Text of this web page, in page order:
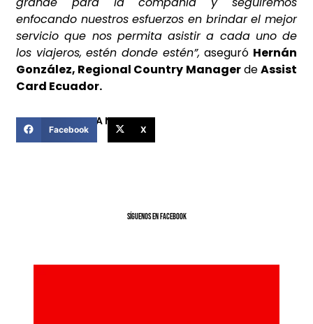
enfocando nuestros esfuerzos en brindar el mejor
servicio que nos permita asistir a cada uno de
los viajeros, estén donde estén”,aseguró Hernán
González, Regional Country ManagerdeAssist
Card Ecuador.
COMPARTIR ESTA NOTICIA
Facebook X
SíGUENOS EN FACEBOOK